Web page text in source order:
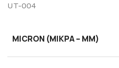
UT-004
MICRON (ΜΙΚΡΆ – ΜM)